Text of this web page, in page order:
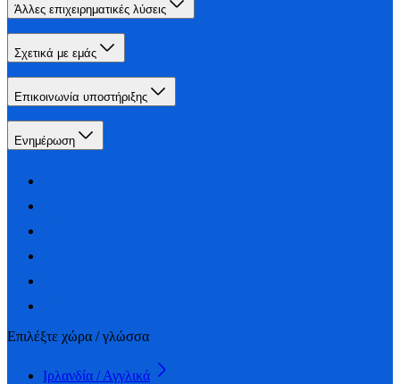
Άλλες επιχειρηματικές λύσεις
Σχετικά με εμάς
Επικοινωνία υποστήριξης
Ενημέρωση
Επιλέξτε χώρα / γλώσσα
Ιρλανδία / Αγγλικά